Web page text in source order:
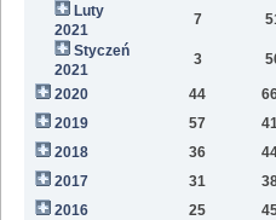
Luty
2021
7
Styczeń
2021
3
2020 44
2019
57
2018
36
2017
31
2016
25